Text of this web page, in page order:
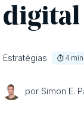
digital
Estratégias 4 min.
por Simon E.